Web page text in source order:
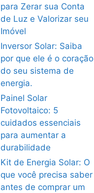
para Zerar sua Conta
de Luz e Valorizar seu
Imóvel
Inversor Solar: Saiba
por que ele é o coração
do seu sistema de
energia.
Painel Solar
Fotovoltaico: 5
cuidados essenciais
para aumentar a
durabilidade
Kit de Energia Solar: O
que você precisa saber
antes de comprar um